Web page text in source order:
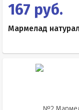
167 руб.
Мармелад